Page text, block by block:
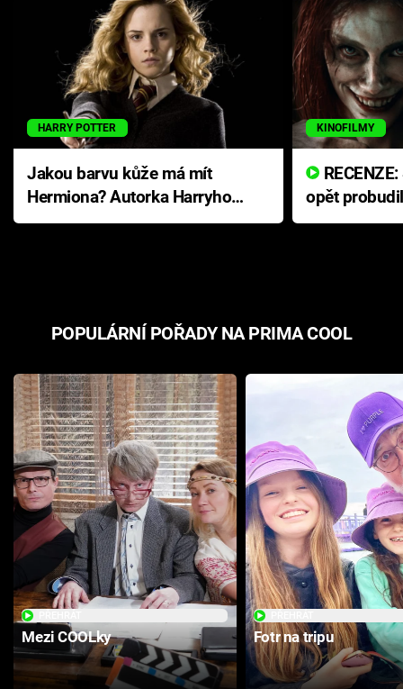
HARRY POTTER
Jakou barvu kůže má mít
Hermiona? Autorka Harryho
Pottera přišla s ráznou
KINOFILMY
opět
přichází s
POPULÁRNÍ POŘADY NA PRIMA COOL
Mezi COOLky Fotr na tripu